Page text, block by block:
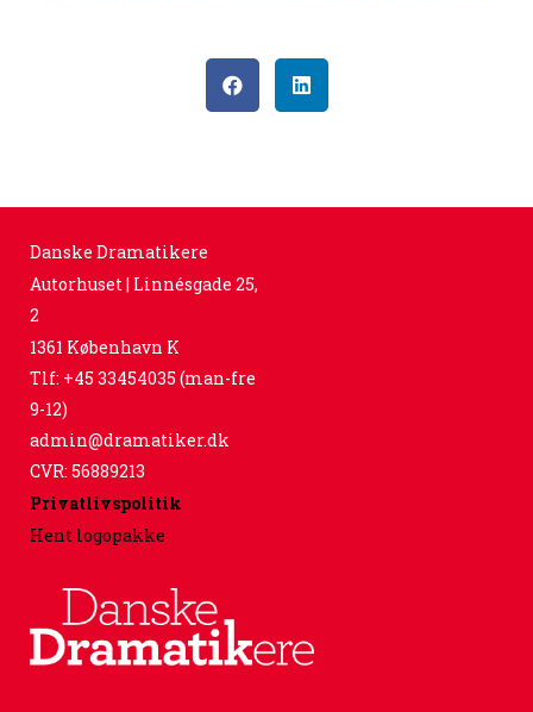
Danske Dramatikere
Autorhuset | Linnésgade 25,
2
1361 København K
Tlf: +45 33454035 (man-fre
9-12)
admin@dramatiker.dk
CVR: 56889213
Privatlivspolitik
Hent logopakke